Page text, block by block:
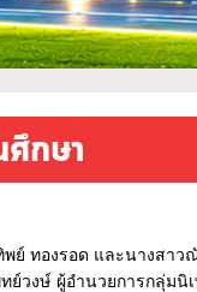
กษา
ย์ ทองรอด และนางสา
วงษ์ ผู้อำนวยการกลุ่มนิ